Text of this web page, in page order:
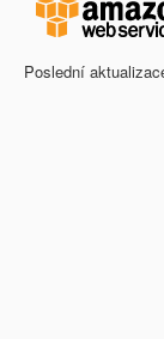
Poslední